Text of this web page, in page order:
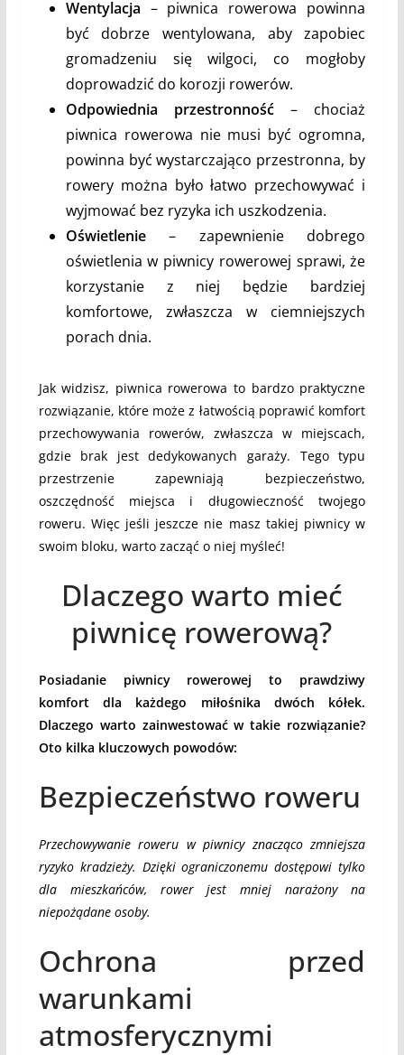
Wentylacja – piwnica rowerowa powinna
być dobrze wentylowana, aby zapobiec
gromadzeniu się wilgoci, co mogłoby
doprowadzić do korozji rowerów.
Odpowiednia przestronność– chociaż
piwnica rowerowa nie musi być ogromna,
powinna być wystarczająco przestronna, by
rowery można było łatwo przechowywać i
wyjmować bez ryzyka ich uszkodzenia.
Oświetlenie– zapewnienie dobrego
oświetlenia w piwnicy rowerowej sprawi, że
korzystanie z niej będzie bardziej
komfortowe, zwłaszcza w ciemniejszych
porach dnia.
Jak widzisz, piwnica rowerowa to bardzo praktyczne
rozwiązanie, które może z łatwością poprawić komfort
przechowywania rowerów, zwłaszcza w miejscach,
gdzie brak jest dedykowanych garaży. Tego typu
przestrzenie zapewniają bezpieczeństwo,
oszczędność miejsca i długowieczność twojego
roweru. Więc jeśli jeszcze nie masz takiej piwnicy w
swoim bloku, warto zacząć o niej myśleć!
Dlaczego warto mieć
piwnicę rowerową?
Posiadanie piwnicy rowerowej to prawdziwy
komfort dla każdego miłośnika dwóch kółek.
Dlaczego warto zainwestować w takie rozwiązanie?
Oto kilka kluczowych powodów:
Bezpieczeństwo roweru
Przechowywanie roweru w piwnicy znacząco zmniejsza
ryzyko kradzieży. Dzięki ograniczonemu dostępowi tylko
dla mieszkańców, rower jest mniej narażony na
niepożądane osoby.
Ochrona przed
warunkami
atmosferycznymi